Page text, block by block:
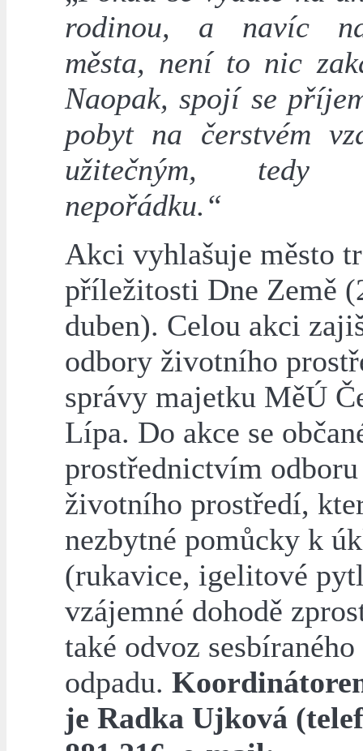
rodinou, a navíc
města, není to nic
Naopak, spojí se
pobyt na čerstvém
užitečným, tedy
nepořádku.“
Akci vyhlašuje město
příležitosti Dne Země
duben). Celou akci
odbory životního
správy majetku MěÚ
Lípa. Do akce se
prostřednictvím odboru
životního prostředí,
nezbytné pomůcky k
(rukavice, igelitové
vzájemné dohodě
také odvoz sesbíraného
odpadu.
je Radka Ujková